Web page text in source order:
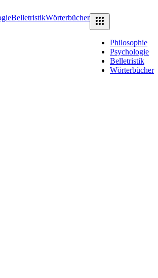
BelletristikWörterbücher
Philosophie
Psychologie
Belletristik
Wörterbücher